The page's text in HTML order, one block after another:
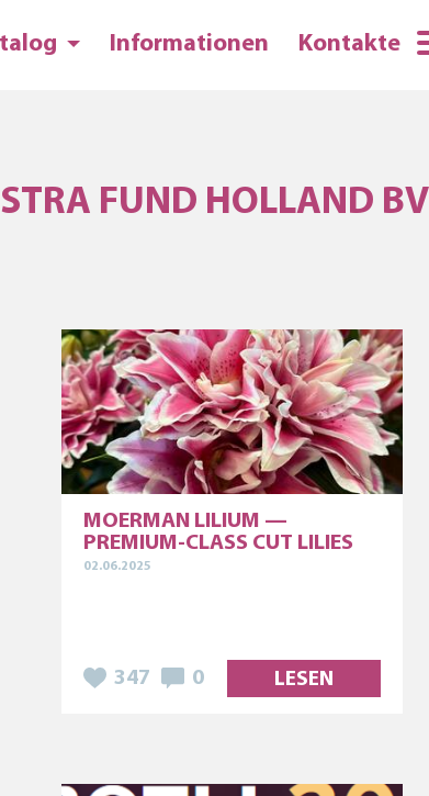
Informationen Kontakte
FUND HOLLAND BV
MOERMAN LILIUM —
PREMIUM-CLASS CUT LILIES
02.06.2025
347 0 LESEN